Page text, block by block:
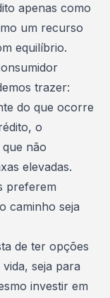
apenas como
um recurso
equilíbrio.
trazer:
do que ocorre
o
não
elevadas.
preferem
caminho seja
de ter opções
seja para
investir em